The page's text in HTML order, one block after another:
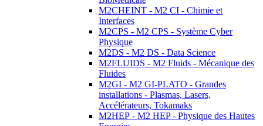
M2CHEINT - M2 CI - Chimie et
Interfaces
M2CPS - M2 CPS - Système Cyber
Physique
M2DS - M2 DS - Data Science
M2FLUIDS - M2 Fluids - Mécanique des
Fluides
M2GI - M2 GI-PLATO - Grandes
installations - Plasmas, Lasers,
Accélérateurs, Tokamaks
M2HEP - M2 HEP - Physique des Hautes